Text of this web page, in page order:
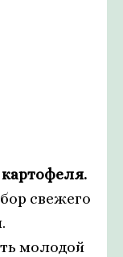
картофеля.
свежего
молодой